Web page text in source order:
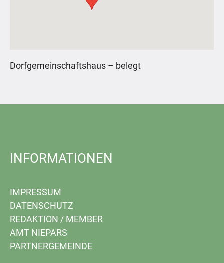
Dorfgemeinschaftshaus – belegt
INFORMATIONEN
IMPRESSUM
DATENSCHUTZ
REDAKTION / MEMBER
AMT NIEPARS
PARTNERGEMEINDE